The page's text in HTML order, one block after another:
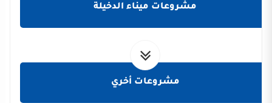
مشروعات ميناء الدخيلة
مشروعات أخري